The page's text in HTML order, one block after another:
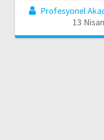
Profesyonel
13